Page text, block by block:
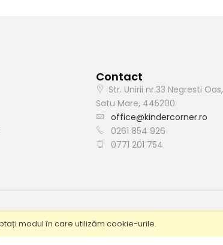
Contact
Str. Unirii nr.33 Negresti Oas,
Satu Mare, 445200
office@kindercorner.ro
0261 854 926
0771 201 754
- Toate drepturile rezervate de Kindercorner
modul în care utilizăm cookie-urile.